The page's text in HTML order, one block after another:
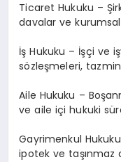
Ticaret Hukuku –
davalar ve kurumsal
İş Hukuku – İşçi ve
sözleşmeleri,
Aile Hukuku –
ve aile içi hukuki
Gayrimenkul
ipotek ve taşınmaz